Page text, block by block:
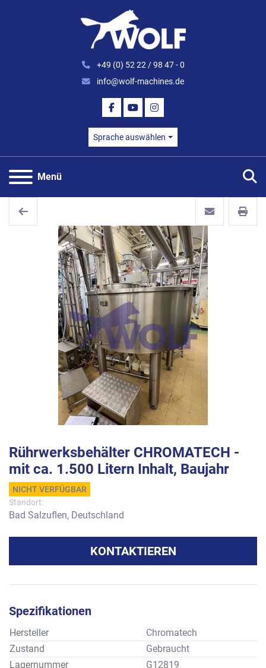
+49 (0) 52 22 / 98 47 - 0
info@wolf-machines.de
FACEBOOK
YOUTUBEINSTAGRAM
Sprache auswählen
Menü
Rührwerksbehälter CHROMATECH -
mit ca. 1.500 Litern Inhalt, Baujahr
NICHT VERFÜGBAR
Standort:
Bad Salzuflen, Deutschland
KONTAKTIEREN
Spezifikationen
Hersteller
Chromatech
Zustand
Gebraucht
Lagernummer
G12819